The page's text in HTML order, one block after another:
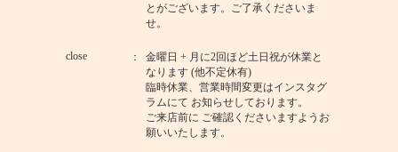
とがございます。ご了承くださいま
せ。
close
金曜日 + 月に2回ほど土日祝が休業と
なります (他不定休有)
臨時休業、営業時間変更はインスタグ
ラムにて お知らせしております。
ご来店前に ご確認くださいますようお
願いいたします。